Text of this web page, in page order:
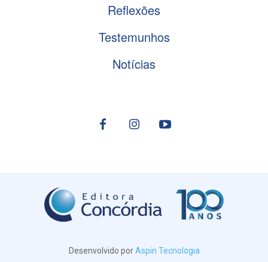
Reflexões
Testemunhos
Notícias
Desenvolvido porAspin Tecnologia